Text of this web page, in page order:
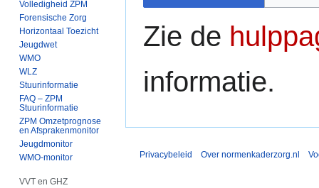
Zie de
informatie.
Volledigheid ZPM
Forensische Zorg
Horizontaal Toezicht
Jeugdwet
WMO
WLZ
Stuurinformatie
FAQ – ZPM
Stuurinformatie
ZPM Omzetprognose
en Afsprakenmonitor
Jeugdmonitor
WMO-monitor
VVT en GHZ
Privacybeleid Over normenkaderzorg.nl